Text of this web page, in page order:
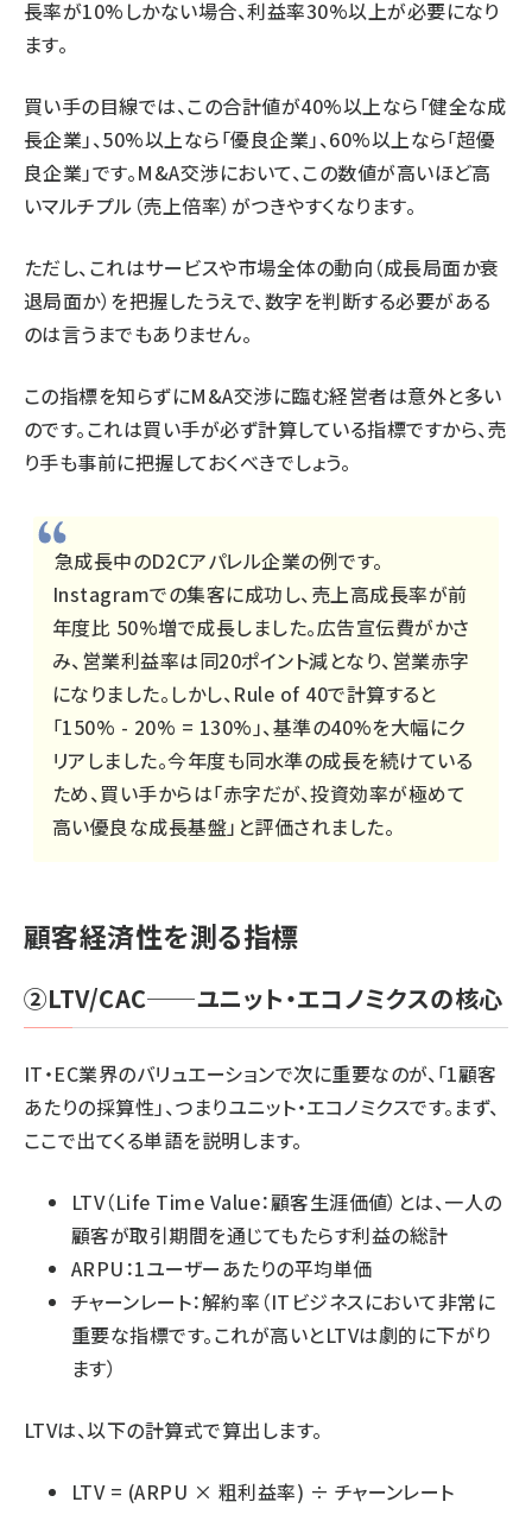
長率が10%しかない場合、利益率30%以上が必要になり
ます。
買い手の目線では、この合計値が40%以上なら「健全な成
長企業」、50%以上なら「優良企業」、60%以上なら「超優
良企業」です。M&A交渉において、この数値が高いほど高
いマルチプル（売上倍率）がつきやすくなります。
ただし、これはサービスや市場全体の動向（成長局面か衰
退局面か）を把握したうえで、数字を判断する必要がある
のは言うまでもありません。
この指標を知らずにM&A交渉に臨む経営者は意外と多い
のです。これは買い手が必ず計算している指標ですから、売
り手も事前に把握しておくべきでしょう。
急成長中のD2Cアパレル企業の例です。
Instagramでの集客に成功し、売上高成長率が前
年度比 50%増で成長しました。広告宣伝費がかさ
み、営業利益率は同20ポイント減となり、営業赤字
になりました。しかし、Rule of 40で計算すると
「150% - 20% = 130%」、基準の40%を大幅にク
リアしました。今年度も同水準の成長を続けている
ため、買い手からは「赤字だが、投資効率が極めて
高い優良な成長基盤」と評価されました。
顧客経済性を測る指標
②LTV/CAC──ユニット・エコノミクスの核心
IT・EC業界のバリュエーションで次に重要なのが、「1顧客
あたりの採算性」、つまりユニット・エコノミクスです。まず、
ここで出てくる単語を説明します。
LTV（Life Time Value：顧客生涯価値）とは、一人の
顧客が取引期間を通じてもたらす利益の総計
ARPU：1ユーザーあたりの平均単価
チャーンレート：解約率（ITビジネスにおいて非常に
重要な指標です。これが高いとLTVは劇的に下がり
ます）
LTVは、以下の計算式で算出します。
LTV = (ARPU × 粗利益率) ÷ チャーンレート